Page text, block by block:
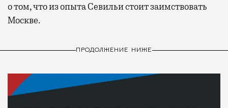
о том, что из опыта Севильи стоит заимствовать
Москве.
ПРОДОЛЖЕНИЕ НИЖЕ